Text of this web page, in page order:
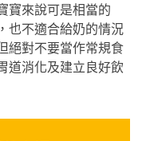
寶來說可是相當的
也不適合給奶的情況
絕對不要當作常規食
道消化及建立良好飲